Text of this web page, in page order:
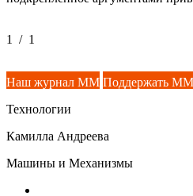
1 / 1
Наш журнал ММ Поддержать ММ
Технологии
Камилла Андреева
Машины и Механизмы